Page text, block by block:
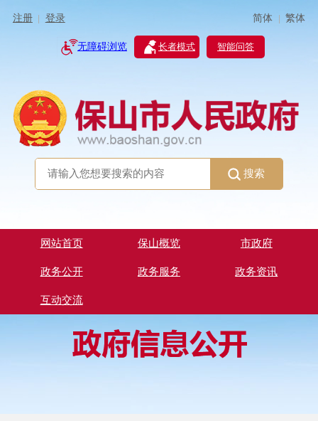
注册 登录 简体 | 繁体
无障碍浏览 长者模式 智能问答
搜索
网站首页 保山概览 市政府
政务公开 政务服务 政务资讯
互动交流